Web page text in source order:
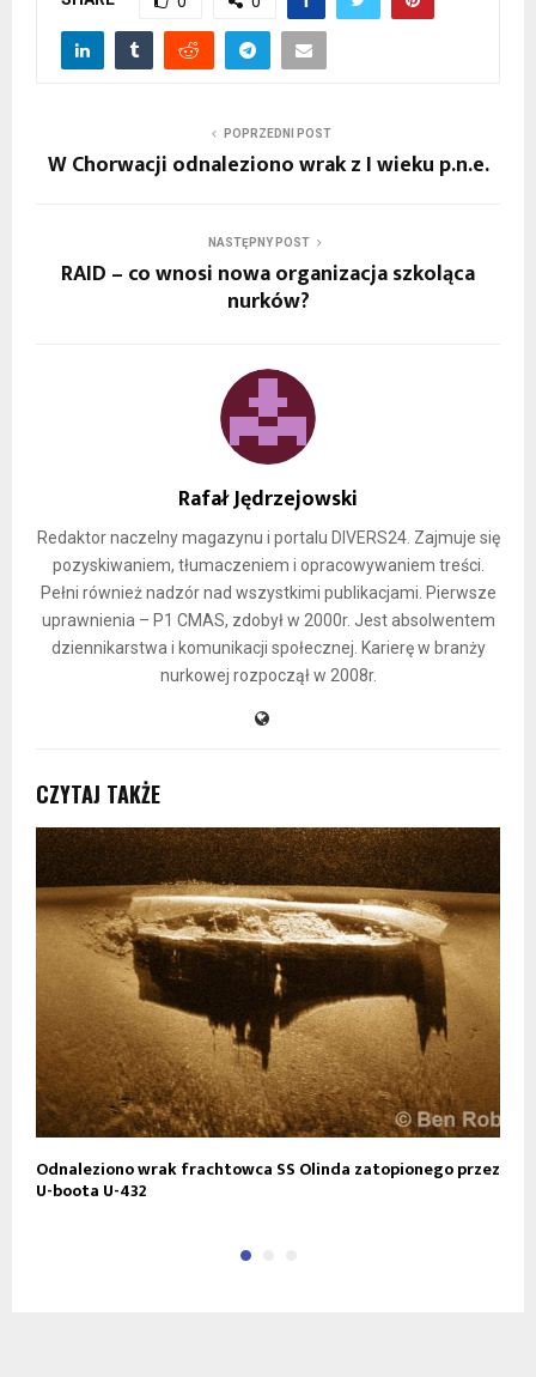
POPRZEDNI POST
W Chorwacji odnaleziono wrak z I wieku p.n.e.
NASTĘPNY POST
RAID – co wnosi nowa organizacja szkoląca
nurków?
Rafał Jędrzejowski
Redaktor naczelny magazynu i portalu DIVERS24. Zajmuje się
pozyskiwaniem, tłumaczeniem i opracowywaniem treści.
Pełni również nadzór nad wszystkimi publikacjami. Pierwsze
uprawnienia – P1 CMAS, zdobył w 2000r. Jest absolwentem
dziennikarstwa i komunikacji społecznej. Karierę w branży
nurkowej rozpoczął w 2008r.
CZYTAJ TAKŻE
Odnaleziono wrak frachtowca SS Olinda zatopionego przez
U-boota U-432